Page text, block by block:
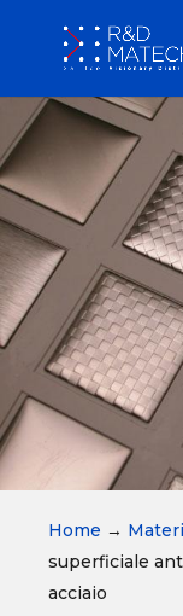
Home →
superficiale
acciaio